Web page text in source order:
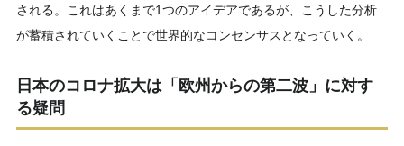
される。これはあくまで1つのアイデアであるが、こうした分析
が蓄積されていくことで世界的なコンセンサスとなっていく。
日本のコロナ拡大は「欧州からの第二波」に対す
る疑問